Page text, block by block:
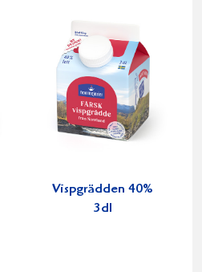
Vispgrädden 40%
3dl